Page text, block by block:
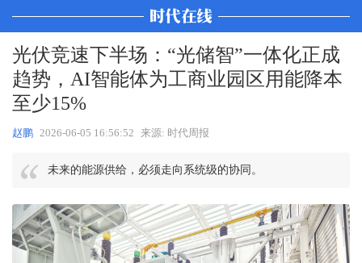
光伏竞速下半场：“光储智”一体化正成
趋势，AI智能体为工商业园区用能降本
至少15%
赵鹏 2026-06-05 16:56:52 来源: 时代周报
未来的能源供给，必须走向系统级的协同。